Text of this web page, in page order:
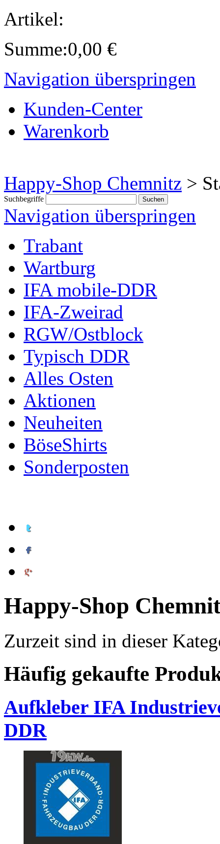
Artikel:
Summe:0,00 €
Navigation überspringen
Kunden-Center
Warenkorb
Happy-Shop Chemnitz >
Suchbegriffe
Navigation überspringen
Trabant
Wartburg
IFA mobile-DDR
IFA-Zweirad
RGW/Ostblock
Typisch DDR
Alles Osten
Aktionen
Neuheiten
BöseShirts
Sonderposten
Happy-Shop
Zurzeit sind in dieser
Häufig gekaufte
Aufkleber IFA
DDR